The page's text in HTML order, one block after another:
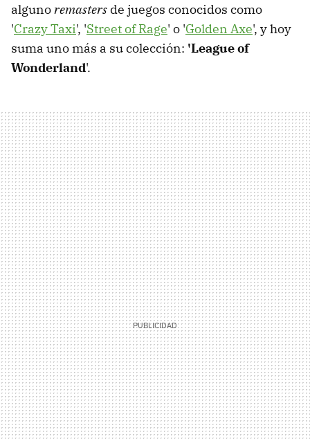
algunoremasters de juegos conocidos como
'Crazy Taxi', 'Street of Rage' o 'Golden Axe', y hoy
suma uno más a su colección: 'League of
Wonderland'.